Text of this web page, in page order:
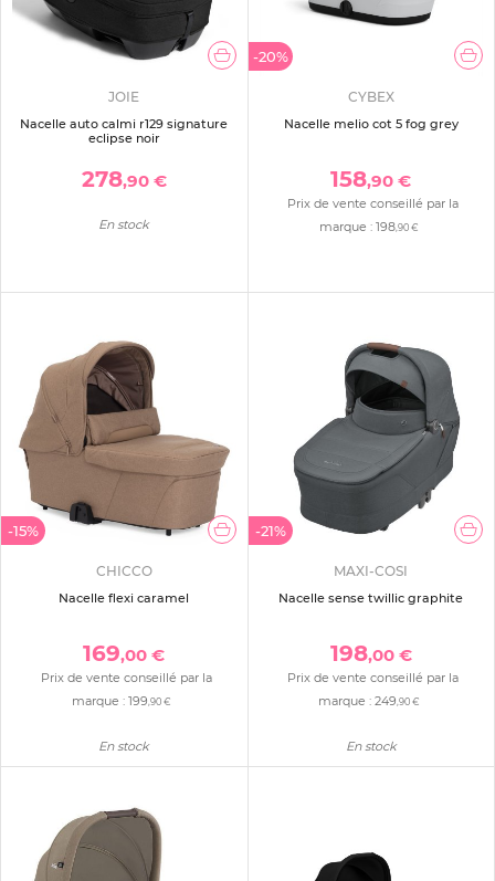
JOIE
Nacelle auto calmi r129 signature
eclipse noir
278,90 €
En stock
-20%
CYBEX
Nacelle melio cot 5 fog grey
158,90 €
Prix de vente conseillé par la
marque : 198,90 €
-15%
CHICCO
Nacelle flexi caramel
169,00 €
Prix de vente conseillé par la
marque :199,90 €
En stock
-21%
MAXI-COSI
Nacelle sense twillic graphite
198,00 €
Prix de vente conseillé par la
marque : 249,90 €
En stock